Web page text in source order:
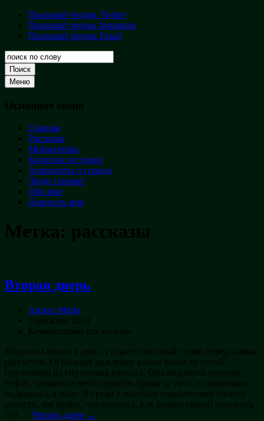
Перейти
содержимому
Пыльный
чердак
Творческая
кладовая
Пыльный чердак Twitter
Пыльный чердак Instagram
Пыльный чердак Email
Поиск
Меню
Основное меню
Главная
Рассказы
Миниатюры
Короткие истории
Аэропорты и города
Люди говорят
Обо мне
Написать мне
Метка: рассказы
Вторая дверь
Автор: Maria
3 декабря, 2023
Комментарии к
Вторая
дверь
отключены
Когда она вошла в дом, сгущался плотный туман перед самым
рассветом. Огромные дождевые капли повисли тугой
пружинкой на спутанных волосах. Она медленно скинула
туфли, заправила непослушную прядь за ухо и на цыпочках
подкралась к окну. В груди клокотало подкатившей волной
радости, так бурно, что хотелось, как можно скорей пережить
эти … Читать далее →